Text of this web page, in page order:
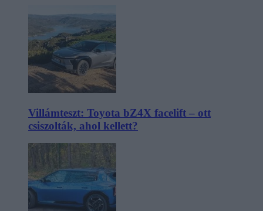
Villámteszt: Toyota bZ4X facelift – ott
csiszolták, ahol kellett?